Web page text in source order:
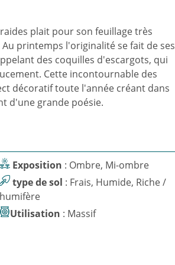
plait pour son feuillage très
printemps l'originalité se fait de ses
des coquilles d'escargots, qui
Cette incontournable des
décoratif toute l'année créant dans
d'une grande poésie.
Exposition
: Ombre, Mi-ombre
type de sol : Frais, Humide, Riche /
humifère
Utilisation
: Massif